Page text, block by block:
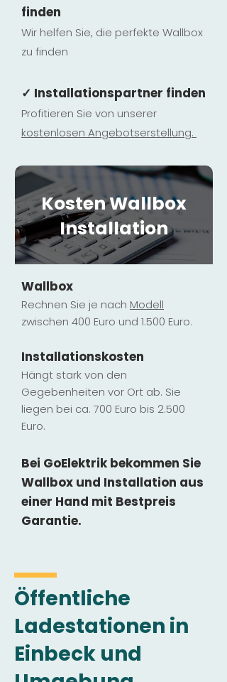
finden
Wir helfen Sie, die perfekte Wallbox
zu finden
✓ Installationspartner finden
Profitieren Sie von unserer
kostenlosen Angebotserstellung.
Kosten Wallbox
Installation
Wallbox
Rechnen Sie je nach Modell
zwischen 400 Euro und 1.500 Euro.
Installationskosten
Hängt stark von den
Gegebenheiten vor Ort ab. Sie
liegen bei ca. 700 Euro bis 2.500
Euro.
Bei GoElektrik bekommen Sie
Wallbox und Installation aus
einer Hand mit Bestpreis
Garantie.
Öffentliche
Ladestationen in
Einbeck und